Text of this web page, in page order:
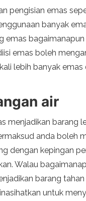
pengisian emas
banyak
emas
emas boleh
lebih banyak
air
menjadikan barang
anda boleh
dengan kepingan
Walau
barang tahan
untuk